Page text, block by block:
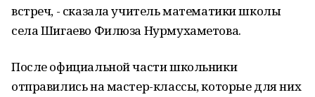
встреч, - сказала учитель математики школы
села Шигаево Филюза Нурмухаметова.
После официальной части школьники
отправились на мастер-классы, которые для них